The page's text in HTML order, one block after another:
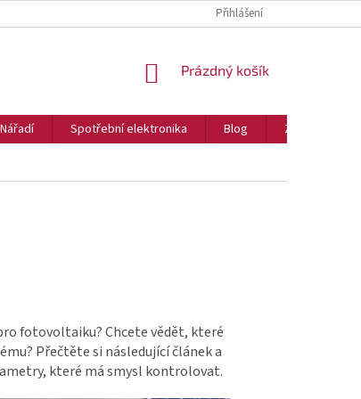
Přihlášení
NÁKUPNÍ
Prázdný košík
Nářadí Spotřební elektronika Blog Značky
fotovoltaiku? Chcete vědět, které
Přečtěte si následující článek a
které má smysl kontrolovat.